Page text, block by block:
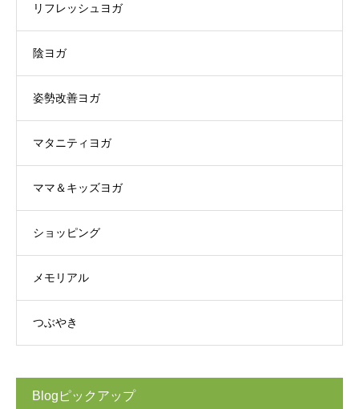
リフレッシュヨガ
陰ヨガ
姿勢改善ヨガ
マタニティヨガ
ママ＆キッズヨガ
ショッピング
メモリアル
つぶやき
Blogピックアップ